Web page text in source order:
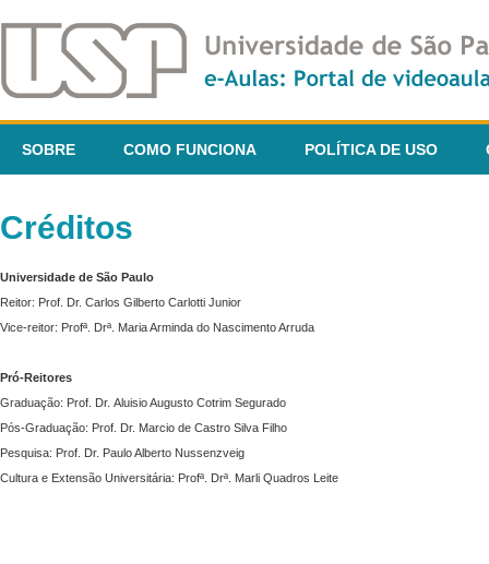
SOBRE COMO FUNCIONA POLÍTICA DE USO
Créditos
Universidade de São Paulo
Reitor: Prof. Dr. Carlos Gilberto Carlotti Junior
Vice-reitor: Profª. Drª. Maria Arminda do Nascimento Arruda
Pró-Reitores
Graduação: Prof. Dr. Aluisio Augusto Cotrim Segurado
Pós-Graduação: Prof. Dr. Marcio de Castro Silva Filho
Pesquisa: Prof. Dr. Paulo Alberto Nussenzveig
Cultura e Extensão Universitária: Profª. Drª. Marli Quadros Leite